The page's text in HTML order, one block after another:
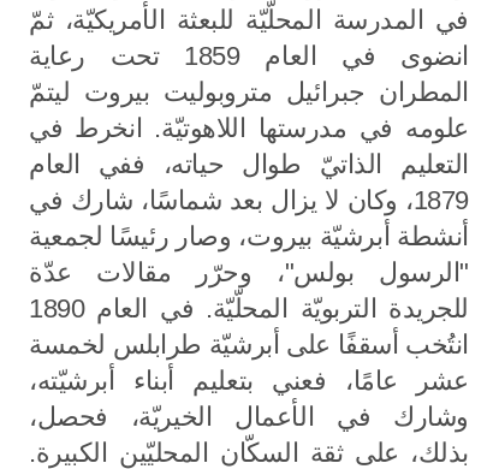
في المدرسة المحلّيّة للبعثة الأمريكيّة، ثمّ
انضوى في العام 1859 تحت رعاية
المطران جبرائيل متروبوليت بيروت ليتمّ
علومه في مدرستها اللاهوتيّة. انخرط في
التعليم الذاتيّ طوال حياته، ففي العام
1879، وكان لا يزال بعد شماسًا، شارك في
أنشطة أبرشيّة بيروت، وصار رئيسًا لجمعية
"الرسول بولس"، وحرّر مقالات عدّة
للجريدة التربويّة المحلّيّة. في العام 1890
انتُخب أسقفًا على أبرشيّة طرابلس لخمسة
عشر عامًا، فعني بتعليم أبناء أبرشيّته،
وشارك في الأعمال الخيريّة، فحصل،
بذلك، على ثقة السكّان المحليّين الكبيرة.